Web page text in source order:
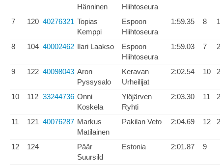
Hänninen
Hiihtoseura
7 120 40276321 Topias
Kemppi
Espoon
Hiihtoseura
1:59.35 8
8 104 40002462 Ilari Laakso
Espoon
Hiihtoseura
1:59.03 7
9 122 40098043 Aron
Pyssysalo
Keravan
Urheilijat
2:02.54 10
10 112 33244736 Onni
Koskela
Ylöjärven
Ryhti
2:03.30 11
11 121 40076287 Markus
Matilainen
Pakilan Veto 2:04.69 12
12 124
Päär
Suursild
Estonia 2:01.87 9